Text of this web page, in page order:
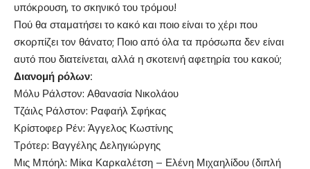
υπόκρουση, το σκηνικό του τρόμου!
Πού θα σταματήσει το κακό και ποιο είναι το χέρι που
σκορπίζει τον θάνατο; Ποιο από όλα τα πρόσωπα δεν είναι
αυτό που διατείνεται, αλλά η σκοτεινή αφετηρία του κακού;
Διανομή ρόλων:
Μόλυ Ράλστον: Αθανασία Νικολάου
Τζάιλς Ράλστον: Ραφαήλ Σφήκας
Κρίστοφερ Ρέν: Άγγελος Κωστίνης
Τρότερ: Βαγγέλης Δεληγιώργης
Μις Μπόηλ: Μίκα Καρκαλέτση – Ελένη Μιχαηλίδου (διπλή